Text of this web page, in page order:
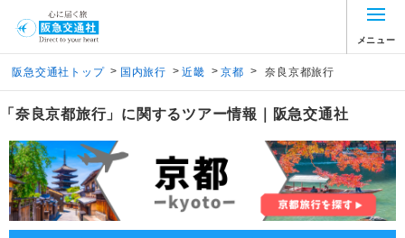
メニュー
阪急交通社トップ > 国内旅行 > 近畿 > 京都 > 奈良京都旅行
「奈良京都旅行」に関するツアー情報｜阪急交通社